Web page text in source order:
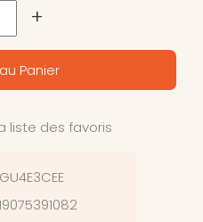
+
Panier
liste des favoris